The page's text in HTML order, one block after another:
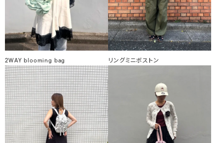
2WAY blooming bag リングミニボストン